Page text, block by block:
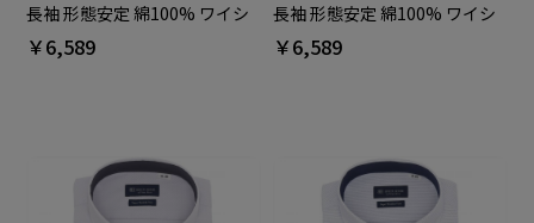
長袖 形態安定 綿100% ワイシ
ャツ
￥6,589
長袖 形態安定 綿100% ワイシ
ャツ
￥6,589